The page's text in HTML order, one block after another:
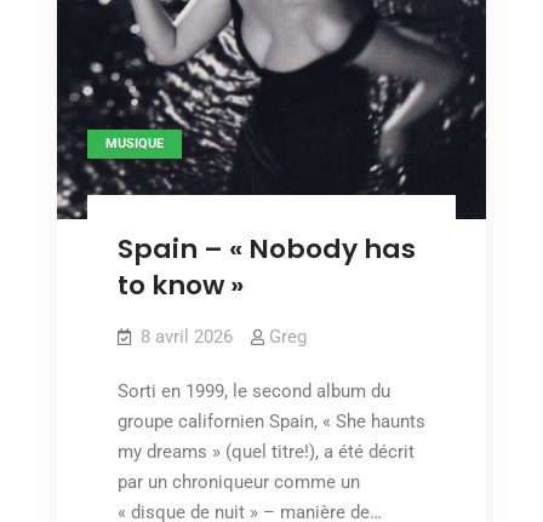
MUSIQUE
Spain – « Nobody has
to know »
8 avril 2026 Greg
Sorti en 1999, le second album du
groupe californien Spain, « She haunts
my dreams » (quel titre!), a été décrit
par un chroniqueur comme un
« disque de nuit » – manière de…